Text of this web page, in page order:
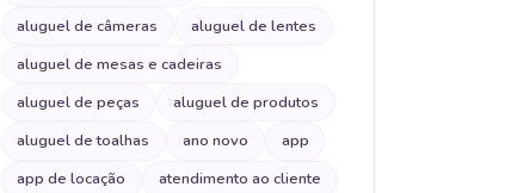
aluguel de câmeras
aluguel de lentes
aluguel de mesas e cadeiras
aluguel de peças
aluguel de produtos
aluguel de toalhas
ano novo
app
app de locação
atendimento ao cliente